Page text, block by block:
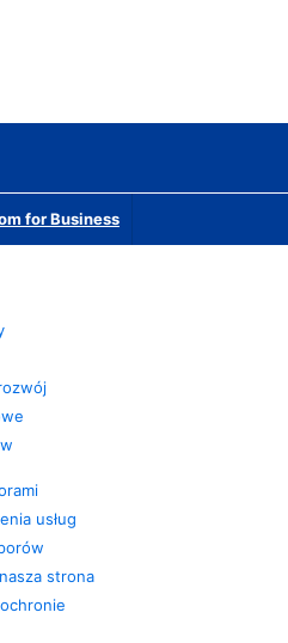
for Business
usług
strona